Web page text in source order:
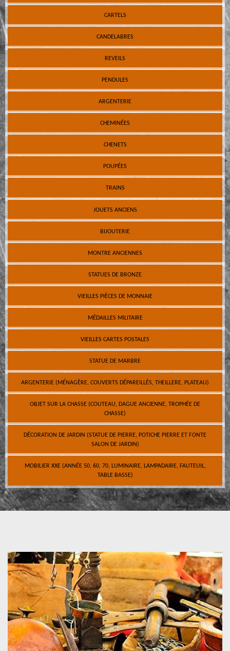
CARTELS
CANDELABRES
REVEILS
PENDULES
ARGENTERIE
CHEMINÉES
CHENETS
POUPÉES
TRAINS
JOUETS ANCIENS
BIJOUTERIE
MONTRE ANCIENNES
STATUES DE BRONZE
VIEILLES PIÈCES DE MONNAIE
MÉDAILLES MILITAIRE
VIEILLES CARTES POSTALES
STATUE DE MARBRE
ARGENTERIE (MÉNAGÈRE, COUVERTS DÉPAREILLÉS, THEILLERE, PLATEAU)
OBJET SUR LA CHASSE (COUTEAU, DAGUE ANCIENNE, TROPHÉE DE
CHASSE)
DÉCORATION DE JARDIN (STATUE DE PIERRE, POTICHE PIERRE ET FONTE
SALON DE JARDIN)
MOBILIER XXE (ANNÉE 50, 60, 70, LUMINAIRE, LAMPADAIRE, FAUTEUIL,
TABLE BASSE)